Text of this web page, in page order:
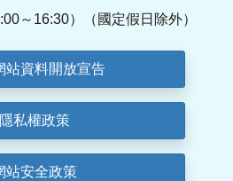
～16:30）（國定假日除外）
站資料開放宣告
隱私權政策
站安全政策